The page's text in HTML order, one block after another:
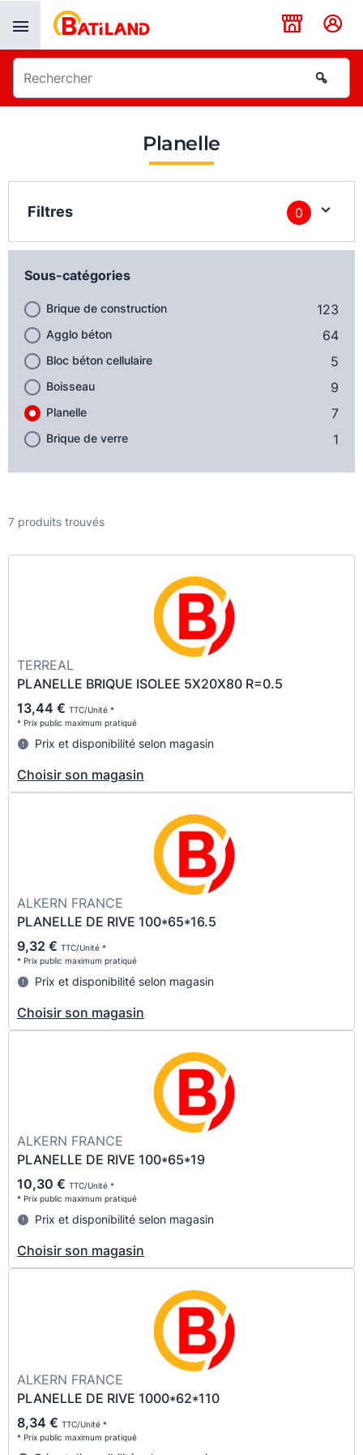
Planelle
Filtres 0
Sous-catégories
Brique de construction 123
Agglo béton 64
Bloc béton cellulaire 5
Boisseau 9
Planelle 7
Brique de verre 1
7 produits trouvés
TERREAL
PLANELLE BRIQUE ISOLEE 5X20X80 R=0.5
13,44 € TTC/Unité *
* Prix public maximum pratiqué
Prix et disponibilité selon magasin
Choisir son magasin
ALKERN FRANCE
PLANELLE DE RIVE 100*65*16.5
9,32 € TTC/Unité *
* Prix public maximum pratiqué
Prix et disponibilité selon magasin
Choisir son magasin
ALKERN FRANCE
PLANELLE DE RIVE 100*65*19
10,30 € TTC/Unité *
* Prix public maximum pratiqué
Prix et disponibilité selon magasin
Choisir son magasin
ALKERN FRANCE
PLANELLE DE RIVE 1000*62*110
8,34 € TTC/Unité *
* Prix public maximum pratiqué
Panneau de gestion des cookies